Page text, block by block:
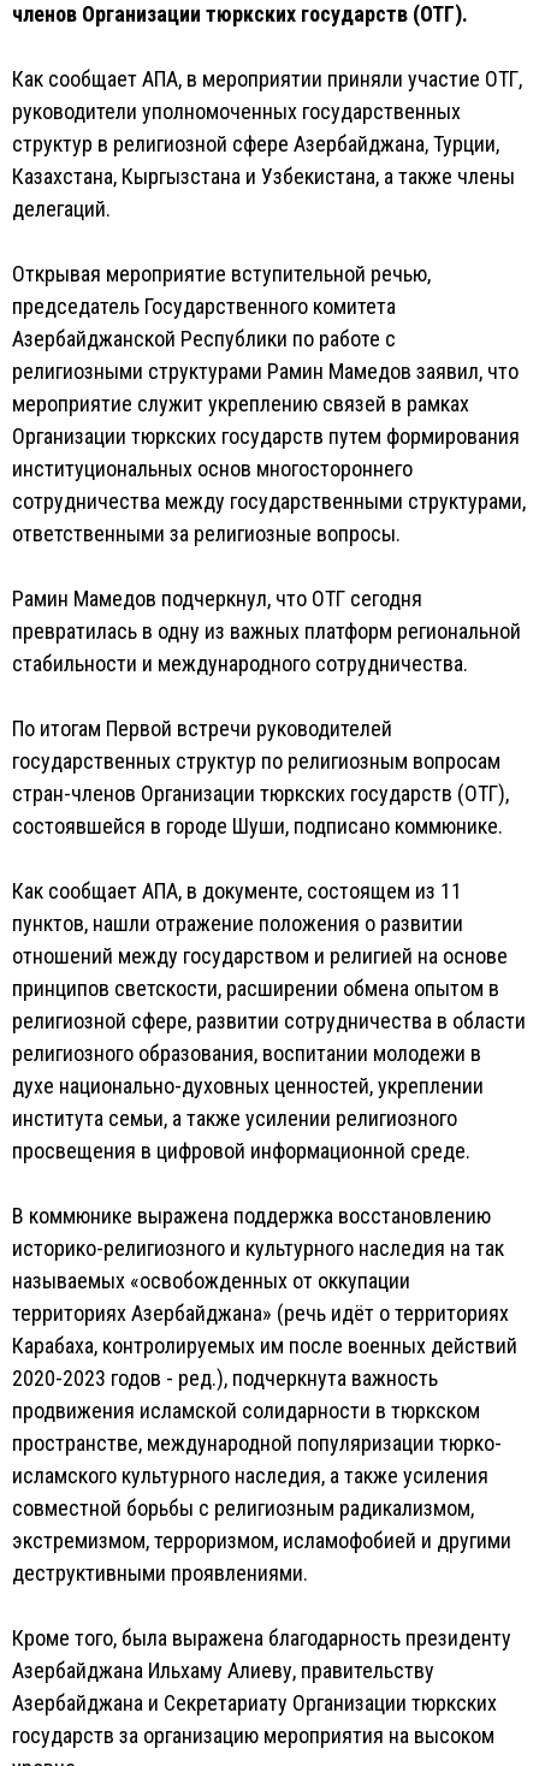
членов Организации тюркских государств (ОТГ).
Как сообщает АПА, в мероприятии приняли участие ОТГ,
руководители уполномоченных государственных
структур в религиозной сфере Азербайджана, Турции,
Казахстана, Кыргызстана и Узбекистана, а также члены
делегаций.
Открывая мероприятие вступительной речью,
председатель Государственного комитета
Азербайджанской Республики по работе с
религиозными структурами Рамин Мамедов заявил, что
мероприятие служит укреплению связей в рамках
Организации тюркских государств путем формирования
институциональных основ многостороннего
сотрудничества между государственными структурами,
ответственными за религиозные вопросы.
Рамин Мамедов подчеркнул, что ОТГ сегодня
превратилась в одну из важных платформ региональной
стабильности и международного сотрудничества.
По итогам Первой встречи руководителей
государственных структур по религиозным вопросам
стран-членов Организации тюркских государств (ОТГ),
состоявшейся в городе Шуши, подписано коммюнике.
Как сообщает АПА, в документе, состоящем из 11
пунктов, нашли отражение положения о развитии
отношений между государством и религией на основе
принципов светскости, расширении обмена опытом в
религиозной сфере, развитии сотрудничества в области
религиозного образования, воспитании молодежи в
духе национально-духовных ценностей, укреплении
института семьи, а также усилении религиозного
просвещения в цифровой информационной среде.
В коммюнике выражена поддержка восстановлению
историко-религиозного и культурного наследия на так
называемых «освобожденных от оккупации
территориях Азербайджана» (речь идёт о территориях
Карабаха, контролируемых им после военных действий
2020-2023 годов - ред.), подчеркнута важность
продвижения исламской солидарности в тюркском
пространстве, международной популяризации тюрко-
исламского культурного наследия, а также усиления
совместной борьбы с религиозным радикализмом,
экстремизмом, терроризмом, исламофобией и другими
деструктивными проявлениями.
Кроме того, была выражена благодарность президенту
Азербайджана Ильхаму Алиеву, правительству
Азербайджана и Секретариату Организации тюркских
государств за организацию мероприятия на высоком